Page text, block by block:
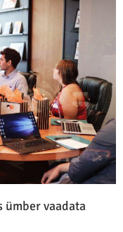
vaadata